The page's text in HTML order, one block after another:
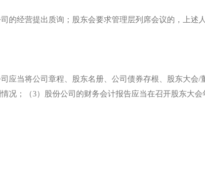
的经营提出质询；股东会要求管理层列席会议的，上述
应当将公司章程、股东名册、公司债券存根、股东大
况；（3）股份公司的财务会计报告应当在召开股东大会